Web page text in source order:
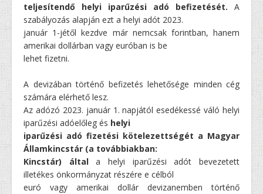
teljesítendő helyi iparűzési adó befizetését. A
szabályozás alapján ezt a helyi adót 2023.
január 1-jétől kezdve már nemcsak forintban, hanem
amerikai dollárban vagy euróban is be
lehet fizetni.
A devizában történő befizetés lehetősége minden cég
számára elérhető lesz.
Az adózó 2023. január 1. napjától esedékessé váló helyi
iparűzési adóelőleg és helyi
iparűzési adó fizetési kötelezettségét a Magyar
Államkincstár (a továbbiakban:
Kincstár)
általa helyi iparűzési adót bevezetett
illetékes önkormányzat részére e célból
euró vagy amerikai dollár devizanemben történő